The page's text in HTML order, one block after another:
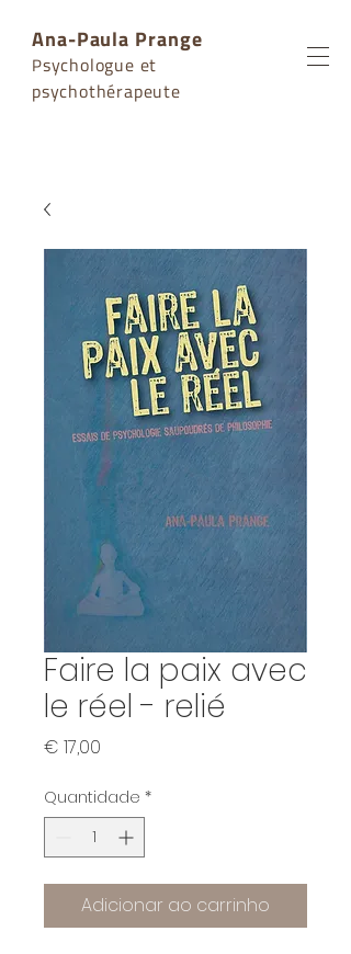
Ana-Paula Prange
Psychologue et
psychothérapeute
Faire la paix avec
le réel - relié
€ 17,00
Quantidade *
Adicionar ao carrinho